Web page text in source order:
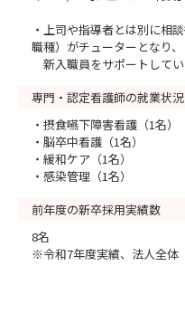
・上司や指導者とは別に相
職種）がチューターとなり、
新入職員をサポートしてい
専門・認定看護師の就業状況
・摂食嚥下障害看護（1名）
・脳卒中看護（1名）
・緩和ケア（1名）
・感染管理（1名）
前年度の新卒採用実績数
8名
※令和7年度実績、法人全体